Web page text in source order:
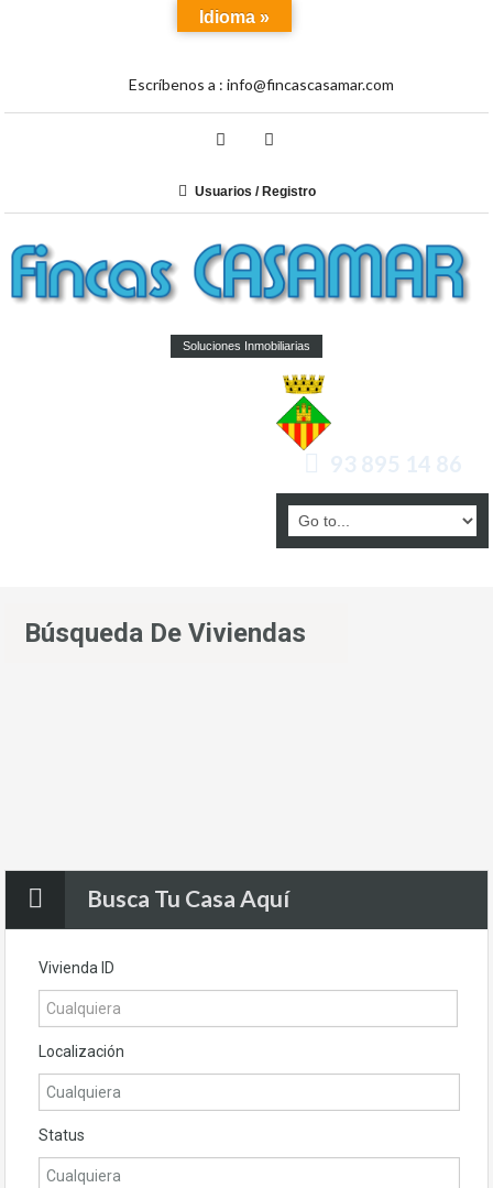
Escríbenos a : info@fincascasamar.com
Usuarios / Registro
Soluciones Inmobiliarias
93 895 14 86
Búsqueda De Viviendas
Busca Tu Casa Aquí
Vivienda ID
Localización
Status
Idioma »